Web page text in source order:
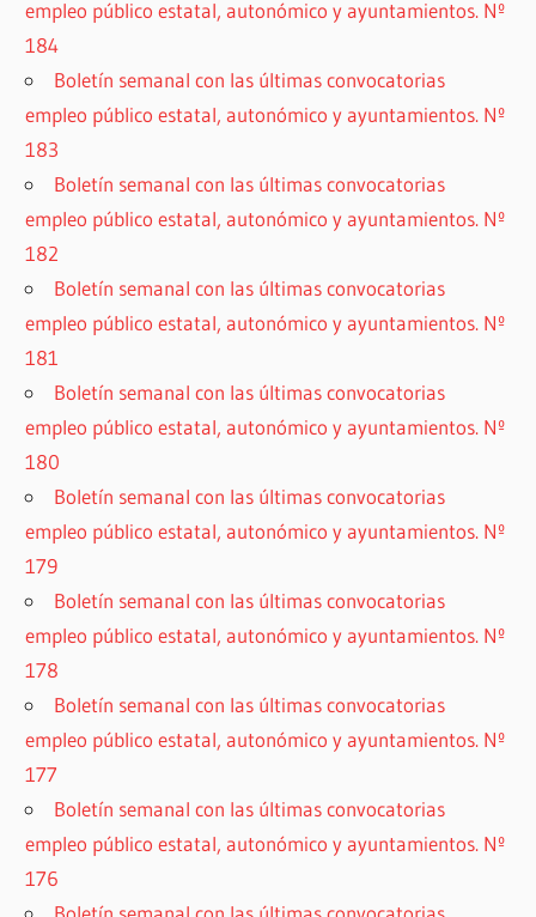
empleo público estatal, autonómico y ayuntamientos. Nº
184
Boletín semanal con las últimas convocatorias
empleo público estatal, autonómico y ayuntamientos. Nº
183
Boletín semanal con las últimas convocatorias
empleo público estatal, autonómico y ayuntamientos. Nº
182
Boletín semanal con las últimas convocatorias
empleo público estatal, autonómico y ayuntamientos. Nº
181
Boletín semanal con las últimas convocatorias
empleo público estatal, autonómico y ayuntamientos. Nº
180
Boletín semanal con las últimas convocatorias
empleo público estatal, autonómico y ayuntamientos. Nº
179
Boletín semanal con las últimas convocatorias
empleo público estatal, autonómico y ayuntamientos. Nº
178
Boletín semanal con las últimas convocatorias
empleo público estatal, autonómico y ayuntamientos. Nº
177
Boletín semanal con las últimas convocatorias
empleo público estatal, autonómico y ayuntamientos. Nº
176